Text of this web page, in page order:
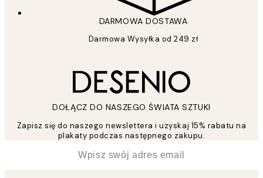
DARMOWA DOSTAWA
Darmowa Wysyłka od 249 zł
DOŁĄCZ DO NASZEGO ŚWIATA SZTUKI
Zapisz się do naszego newslettera i uzyskaj 15% rabatu na
plakaty podczas następnego zakupu.